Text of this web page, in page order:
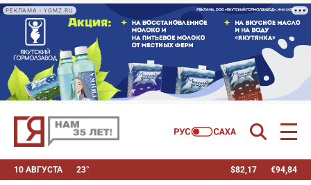
РЕКЛАМА • YGMZ.RU
10 АВГУСТА 23° $82,17 €94,84